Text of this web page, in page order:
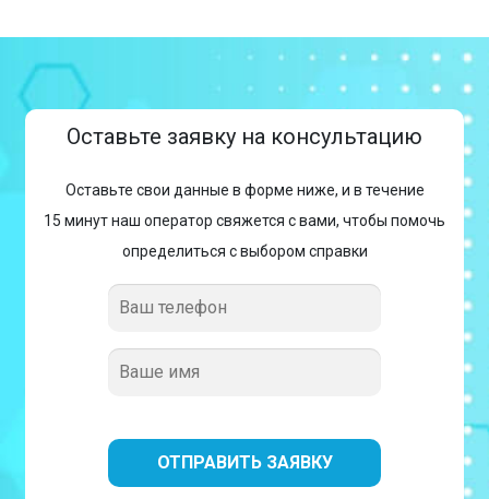
Оставьте заявку на консультацию
Оставьте свои данные в форме ниже, и в течение
15 минут наш оператор свяжется с вами, чтобы помочь
определиться с выбором справки